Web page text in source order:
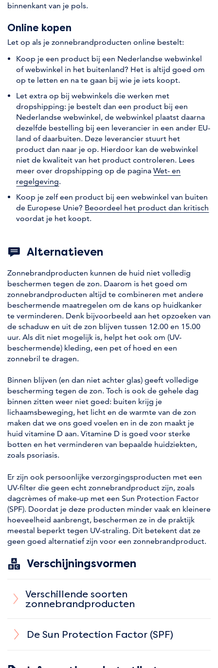
binnenkant van je pols.
Online kopen
Let op als je zonnebrandproducten online bestelt:
Koop je een product bij een Nederlandse webwinkel
of webwinkel in het buitenland? Het is altijd goed om
op te letten en na te gaan bij wie je iets koopt.
Let extra op bij webwinkels die werken met
dropshipping: je bestelt dan een product bij een
Nederlandse webwinkel, de webwinkel plaatst daarna
dezelfde bestelling bij een leverancier in een ander EU-
land of daarbuiten. Deze leverancier stuurt het
product dan naar je op. Hierdoor kan de webwinkel
niet de kwaliteit van het product controleren. Lees
meer over dropshipping op de paginaWet- en
regelgeving.
Koop je zelf een product bij een webwinkel van buiten
de Europese Unie? Beoordeel het product dan kritisch
voordat je het koopt.
Alternatieven
Zonnebrandproducten kunnen de huid niet volledig
beschermen tegen de zon. Daarom is het goed om
zonnebrandproducten altijd te combineren met andere
beschermende maatregelen om de kans op huidkanker
te verminderen. Denk bijvoorbeeld aan het opzoeken van
de schaduw en uit de zon blijven tussen 12.00 en 15.00
uur. Als dit niet mogelijk is, helpt het ook om (UV-
beschermende) kleding, een pet of hoed en een
zonnebril te dragen.
Binnen blijven (en dan niet achter glas) geeft volledige
bescherming tegen de zon. Toch is ook de gehele dag
binnen zitten weer niet goed: buiten krijg je
lichaamsbeweging, het licht en de warmte van de zon
maken dat we ons goed voelen en in de zon maakt je
huid vitamine D aan. Vitamine D is goed voor sterke
botten en het verminderen van bepaalde huidziekten,
zoals psoriasis.
Er zijn ook persoonlijke verzorgingsproducten met een
UV-filter die geen echt zonnebrandproduct zijn, zoals
dagcrèmes of make-up met een Sun Protection Factor
(SPF). Doordat je deze producten minder vaak en kleinere
hoeveelheid aanbrengt, beschermen ze in de praktijk
meestal beperkt tegen UV-straling. Dit betekent dat ze
geen goed alternatief zijn voor een zonnebrandproduct.
Verschijningsvormen
Verschillende soorten
zonnebrandproducten
De Sun Protection Factor (SPF)